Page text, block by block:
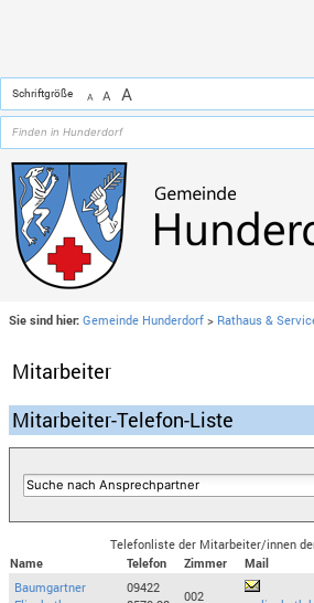
Schriftgröße A A A
Sie sind hier: Gemeinde Hunderdorf > Rathaus &
Mitarbeiter
Mitarbeiter-Telefon-Liste
Telefonliste der Mitarbeiter/innen
Name
Telefon Zimmer
Mail
Baumgartner
09422
002